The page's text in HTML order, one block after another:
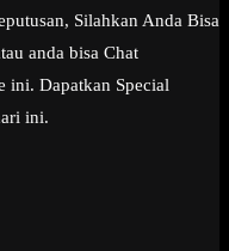
Silahkan Anda Bisa
anda bisa Chat
ini. Dapatkan Special
ini.